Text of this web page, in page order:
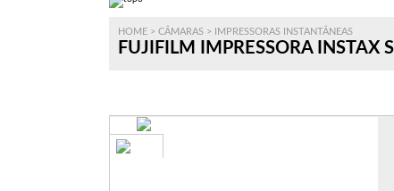
HOME > CÂMARAS > IMPRESSORAS INSTANTÂNEAS
FUJIFILM IMPRESSORA INSTAX